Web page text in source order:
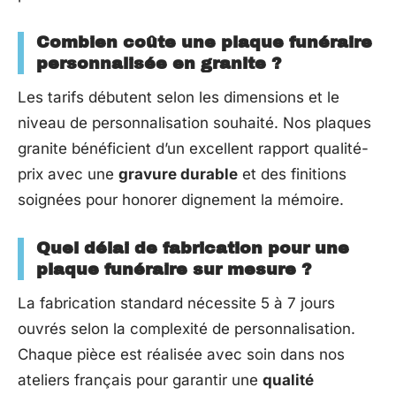
Combien coûte une plaque funéraire
personnalisée en granite ?
Les tarifs débutent selon les dimensions et le
niveau de personnalisation souhaité. Nos plaques
granite bénéficient d’un excellent rapport qualité-
prix avec une gravure durable et des finitions
soignées pour honorer dignement la mémoire.
Quel délai de fabrication pour une
plaque funéraire sur mesure ?
La fabrication standard nécessite 5 à 7 jours
ouvrés selon la complexité de personnalisation.
Chaque pièce est réalisée avec soin dans nos
ateliers français pour garantir une qualité